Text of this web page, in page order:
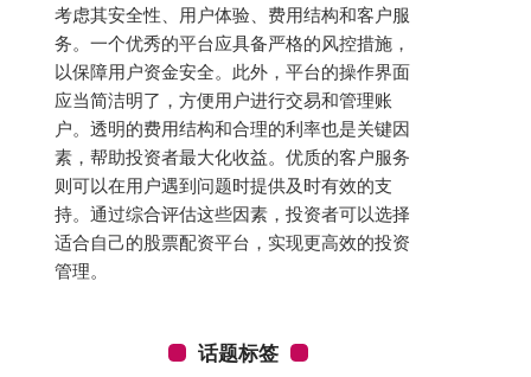
考虑其安全性、用户体验、费用结构和客户服
务。一个优秀的平台应具备严格的风控措施，
以保障用户资金安全。此外，平台的操作界面
应当简洁明了，方便用户进行交易和管理账
户。透明的费用结构和合理的利率也是关键因
素，帮助投资者最大化收益。优质的客户服务
则可以在用户遇到问题时提供及时有效的支
持。通过综合评估这些因素，投资者可以选择
适合自己的股票配资平台，实现更高效的投资
管理。
话题标签